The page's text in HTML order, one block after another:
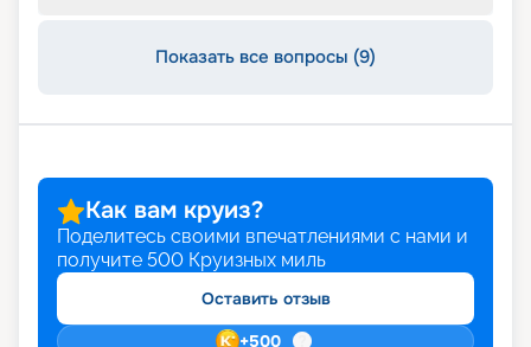
Показать все вопросы (9)
Как вам круиз?
Поделитесь своими впечатлениями с нами и
получите 500 Круизных миль
Оставить отзыв
+500